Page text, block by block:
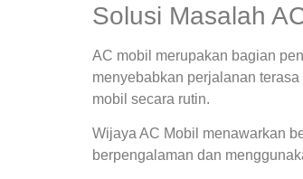
Solusi Masalah
AC mobil merupakan bagian
menyebabkan perjalanan
mobil secara rutin.
Wijaya AC Mobil menawarkan
berpengalaman dan